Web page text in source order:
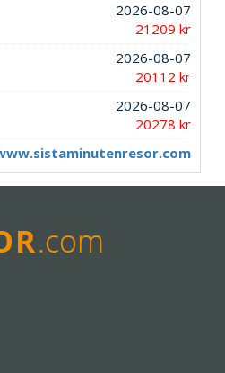
2026-08-07
21209 kr
2026-08-07
20112 kr
2026-08-07
20278 kr